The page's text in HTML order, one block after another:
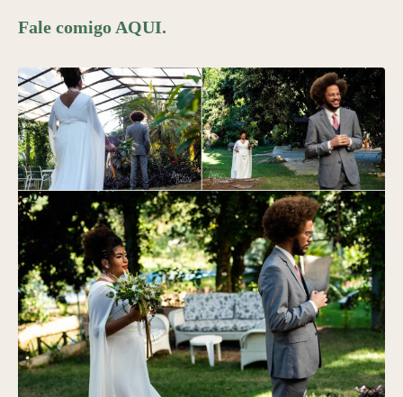
Fale comigo AQUI.